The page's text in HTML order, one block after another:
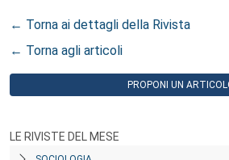
← Torna ai dettagli della Rivista
← Torna agli articoli
PROPONI UN
LE RIVISTE DEL MESE